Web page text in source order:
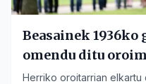
Beasainek
omendu ditu
Herriko oroitarrian elkartu